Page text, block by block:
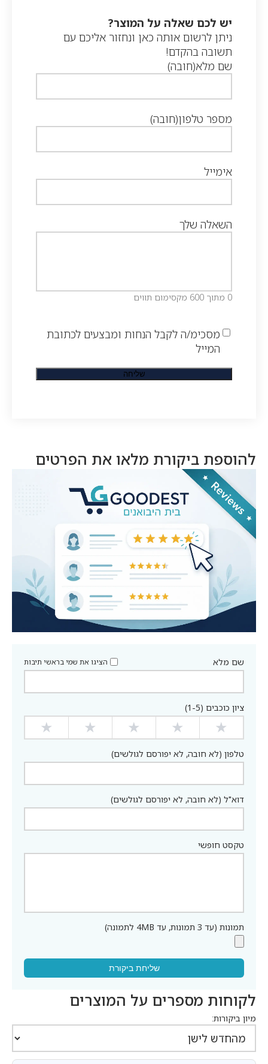
יש לכם שאלה על המוצר?
ניתן לרשום אותה כאן ונחזור אליכם עם
תשובה בהקדם!
שם מלא(חובה)
מספר טלפון(חובה)
אימייל
השאלה שלך
0 מתוך 600 מקסימום תווים
מסכימ/ה לקבל הנחות ומבצעים לכתובת
המייל
להוספת ביקורת מלאו את הפרטים
שם מלא הציגו את שמי בראשי תיבות
ציון כוכבים (1-5)
★
★
★
★
★
טלפון (לא חובה, לא יפורסם לגולשים)
דוא"ל (לא חובה, לא יפורסם לגולשים)
טקסט חופשי
תמונות (עד 3 תמונות, עד 4MB לתמונה)
שליחת ביקורת
לקוחות מספרים על המוצרים
מיון ביקורות: